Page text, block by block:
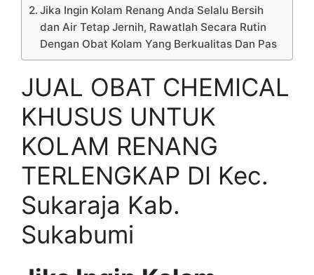
Jika Ingin Kolam Renang Anda Selalu Bersih
dan Air Tetap Jernih, Rawatlah Secara Rutin
Dengan Obat Kolam Yang Berkualitas Dan Pas
JUAL OBAT CHEMICAL
KHUSUS UNTUK
KOLAM RENANG
TERLENGKAP DI Kec.
Sukaraja Kab.
Sukabumi